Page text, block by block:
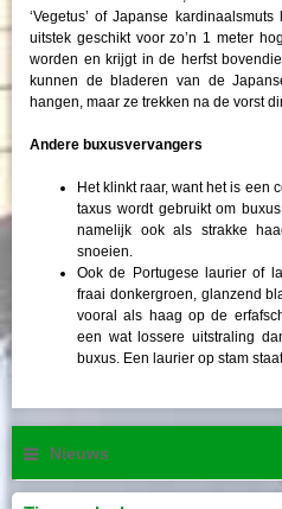
‘Vegetus’ of Japanse
uitstek geschikt voor zo’n 1 meter
worden en krijgt in de herfst
kunnen de bladeren van de
hangen, maar ze trekken na de vorst
Andere buxusvervangers
Het klinkt raar, want het is een
taxus wordt gebruikt om
namelijk ook als strakke
snoeien.
Ook de Portugese laurier of
fraai donkergroen, glanzend
vooral als haag op de
een wat lossere uitstraling
buxus. Een laurier op stam
Nieuws